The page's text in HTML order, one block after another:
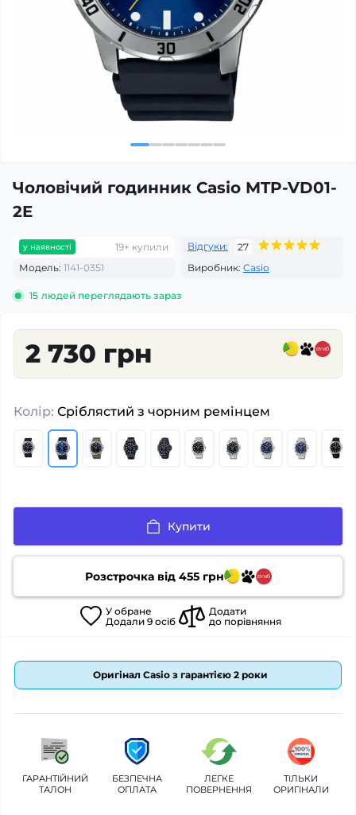
Чоловічий годинник Casio MTP-VD01-
2E
у наявності 19+ купили Відгуки:
27
Модель: 1141-0351 Виробник: Casio
15 людей переглядають зараз
2 730 грн
Колір: Сріблястий з чорним ремінцем
Купити
Розстрочка від 455грн
У обране
Додали 9осіб
Додати
до порівняння
Оригінал Casio з гарантією 2 роки
ГАРАНТІЙНИЙ
ТАЛОН
БЕЗПЕЧНА
ОПЛАТА
ЛЕГКЕ
ПОВЕРНЕННЯ
ТІЛЬКИ
ОРИГІНАЛИ